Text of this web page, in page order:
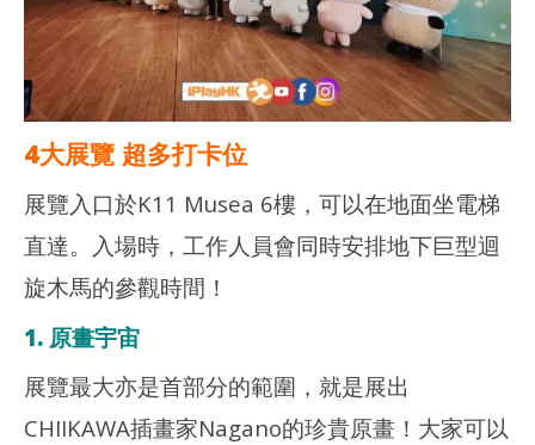
香
港
愛
玩
港
玩
生
4大展覽 超多打卡位
展覽入口於K11 Musea 6樓，可以在地面坐電梯
直達。入場時，工作人員會同時安排地下巨型迴
旋木馬的參觀時間！
1. 原畫宇宙
展覽最大亦是首部分的範圍，就是展出
CHIIKAWA插畫家Nagano的珍貴原畫！大家可以